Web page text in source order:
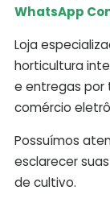
WhatsApp
Loja
horticultura
e entregas por
comércio
Possuímos
esclarecer
de cultivo.